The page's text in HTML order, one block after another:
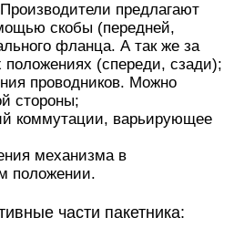
предлагают
скобы (передней,
фланца. А так же за
положениях (спереди, сзади);
проводников. Можно
стороны;
коммутации, варьирующее
механизма в
положении.
части пакетника: